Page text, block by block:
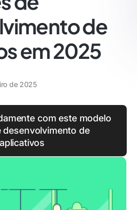
de
em 2025
de 2025
com este modelo
desenvolvimento de
aplicativos